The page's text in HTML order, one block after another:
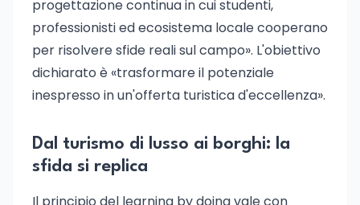
progettazione continua in cui studenti,
professionisti ed ecosistema locale cooperano
per risolvere sfide reali sul campo». L'obiettivo
dichiarato è «trasformare il potenziale
inespresso in un'offerta turistica d'eccellenza».
Dal turismo di lusso ai borghi: la
sfida si replica